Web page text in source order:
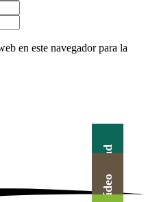
en este navegador para la
Actualidad